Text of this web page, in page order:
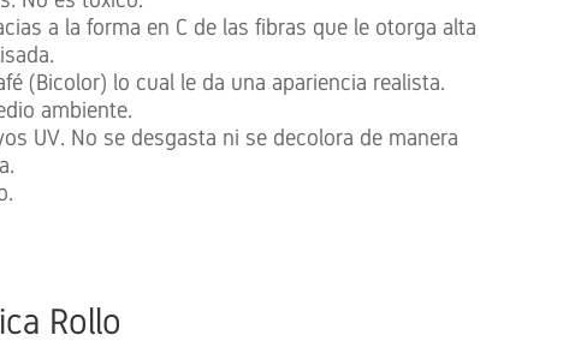
a la forma en C de las fibras que le otorga alta
(Bicolor) lo cual le da una apariencia realista.
ambiente.
UV. No se desgasta ni se decolora de manera
Rollo